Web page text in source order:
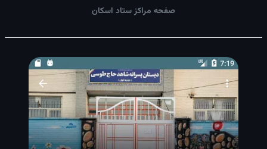
صفحه مراکز ستاد اسکان